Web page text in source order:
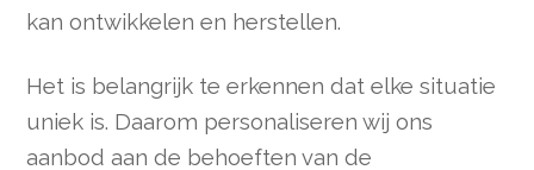
kan ontwikkelen en herstellen.
Het is belangrijk te erkennen dat elke situatie
uniek is. Daarom personaliseren wij ons
aanbod aan de behoeften van de